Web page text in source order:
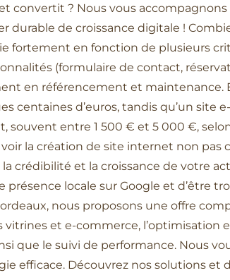
convertit ? Nous vous
durable de croissance digitale !
fortement en fonction de plusieurs
(formulaire de contact,
en référencement et maintenance.
centaines d’euros, tandis qu’un
souvent entre 1 500 € et 5 000 €,
la création de site internet non
la crédibilité et la croissance de votre
présence locale sur Google et d’être
nous proposons une offre
vitrines et e-commerce, l’optimisation
que le suivi de performance. Nous
efficace. Découvrez nos solutions et